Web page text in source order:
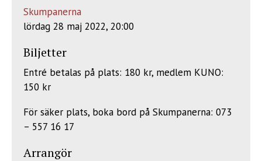
Skumpanerna
lördag 28 maj 2022, 20:00
Biljetter
Entré betalas på plats: 180 kr, medlem KUNO:
150 kr
För säker plats, boka bord på Skumpanerna: 073
– 557 16 17
Arrangör